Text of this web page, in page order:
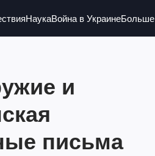
НаукаВойна в УкраинеБольше
и
письма